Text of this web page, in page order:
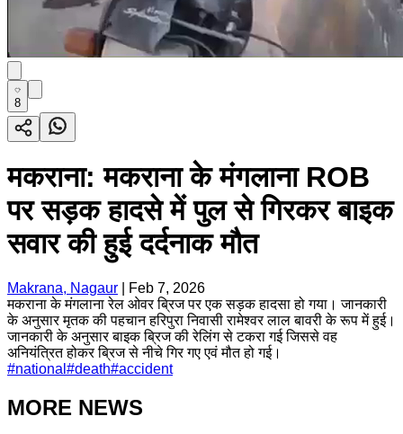
8
मकराना: मकराना के मंगलाना ROB
पर सड़क हादसे में पुल से गिरकर बाइक
सवार की हुई दर्दनाक मौत
Makrana, Nagaur
Feb 7, 2026
मकराना के मंगलाना रेल ओवर ब्रिज पर एक सड़क हादसा हो गया। जानकारी
के अनुसार मृतक की पहचान हरिपुरा निवासी रामेश्वर लाल बावरी के रूप में हुई।
जानकारी के अनुसार बाइक ब्रिज की रेलिंग से टकरा गई जिससे वह
अनियंत्रित होकर ब्रिज से नीचे गिर गए एवं मौत हो गई।
#national #death#accident
MORE NEWS